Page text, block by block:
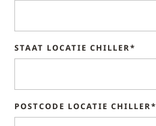
STAAT LOCATIE CHILLER*
POSTCODE LOCATIE CHILLER*